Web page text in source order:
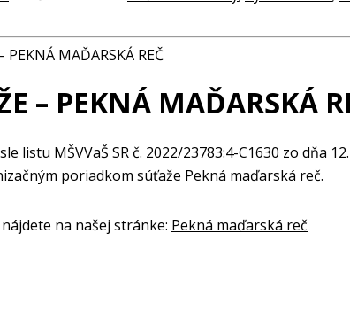
PEKNÁ MAĎARSKÁ REČ
– PEKNÁ MAĎARSKÁ
listu MŠVVaŠ SR č. 2022/23783:4-C1630 zo dňa
poriadkom súťaže Pekná maďarská reč.
na našej stránke: Pekná maďarská reč